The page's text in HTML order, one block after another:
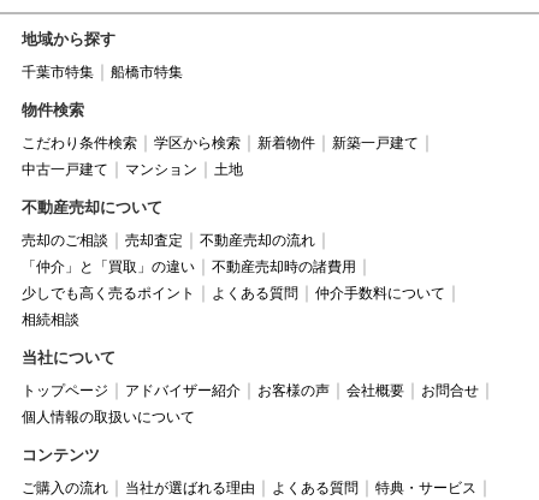
地域から探す
千葉市特集 船橋市特集
物件検索
こだわり条件検索 学区から検索 新着物件
新築一戸建て
中古一戸建て
マンション 土地
不動産売却について
売却のご相談 売却査定
不動産売却の流れ
「仲介」と「買取」の違い
不動産売却時の諸費用
少しでも高く売るポイント
よくある質問
仲介手数料について
相続相談
当社について
トップページ アドバイザー紹介 お客様の声 会社概要
お問合せ
個人情報の取扱いについて
コンテンツ
ご購入の流れ 当社が選ばれる理由 よくある質問
特典・サービス